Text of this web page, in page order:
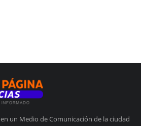
un Medio de Comunicación de la ciudad